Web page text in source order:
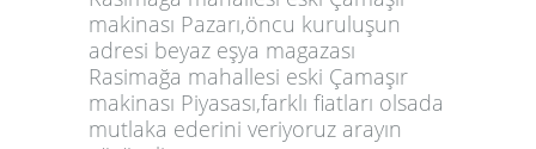
makinası Pazarı,öncu kuruluşun
adresi beyaz eşya magazası
Rasimağa mahallesi eski Çamaşır
makinası Piyasası,farklı fiatları olsada
mutlaka ederini veriyoruz arayın